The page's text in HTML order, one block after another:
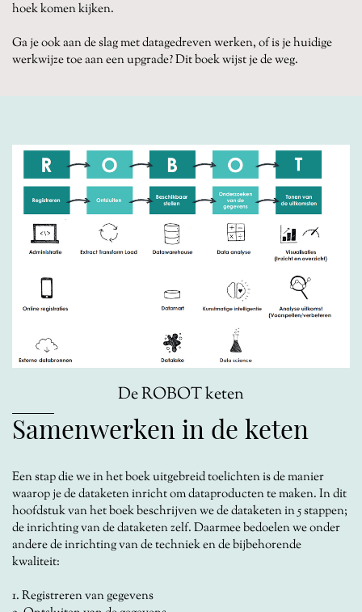
hoek komen kijken.
Ga je ook aan de slag met datagedreven werken, of is je huidige
werkwijze toe aan een upgrade? Dit boek wijst je de weg.
De ROBOT keten
Samenwerken in de keten
Eenstap die we in het boek uitgebreid toelichten is de manier
waarop je de dataketen inricht om dataproducten te maken. In dit
hoofdstuk van het boek beschrijven we de dataketen in 5 stappen;
de inrichting van de dataketen zelf. Daarmee bedoelen we onder
andere de inrichting van de techniek en de bijbehorende
kwaliteit:
1. Registreren van gegevens